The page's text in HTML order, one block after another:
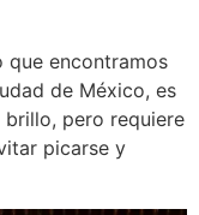
que encontramos
de México, es
pero requiere
picarse y